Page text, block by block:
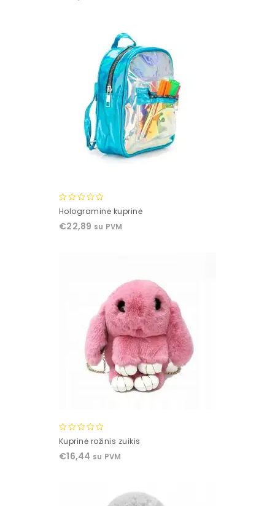
0
of
Holograminė kuprinė
€22,89 su PVM
0
of
Kuprinė rožinis zuikis
€16,44 su PVM